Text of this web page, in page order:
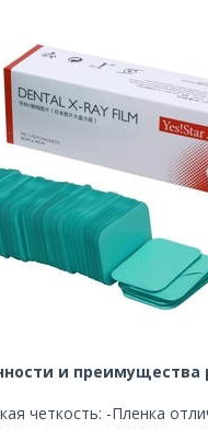
и преимущества
четкость: -Пленка